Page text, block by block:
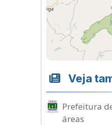
Veja
Prefeitura
áreas